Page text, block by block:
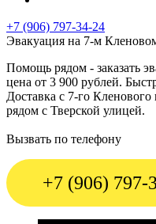
+7 (906) 797-34-24
Эвакуация на 7-м
Помощь рядом - заказать
цена от 3 900 рублей.
Доставка с 7-го
рядом с Тверской улицей.
Вызвать по телефону
+7 (906) 797-